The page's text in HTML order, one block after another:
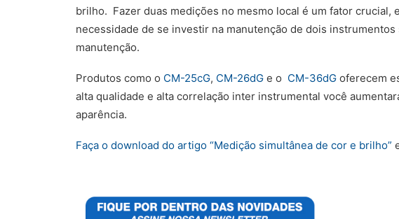
brilho. Fazer duas medições no mesmo local é um fator
necessidade de se investir na manutenção de dois
manutenção.
Produtos como o CM-25cG, CM-26dG e o CM-36dG oferecem
alta qualidade e alta correlação inter instrumental você
aparência.
Faça o download do artigo “Medição simultânea de cor e brilho”